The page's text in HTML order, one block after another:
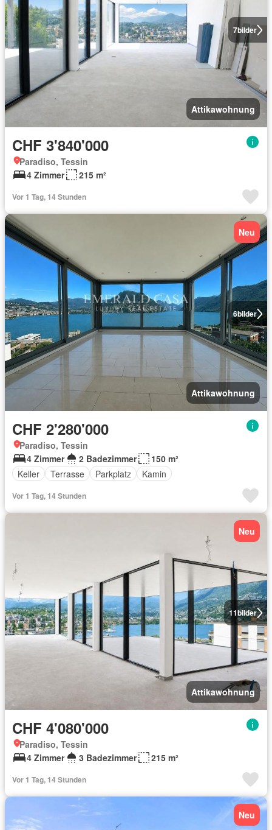
7bilder
Attikawohnung
CHF 3'840'000
Paradiso, Tessin
4 Zimmer
215 m²
Vor 1 Tag, 14 Stunden
6bilder
Neu
Attikawohnung
CHF 2'280'000
Paradiso, Tessin
4 Zimmer
2 Badezimmer
150 m²
Keller
Terrasse Parkplatz Kamin
Vor 1 Tag, 14 Stunden
11bilder
Neu
Attikawohnung
CHF 4'080'000
Paradiso, Tessin
4 Zimmer
3 Badezimmer 215 m²
Vor 1 Tag, 14 Stunden
Neu